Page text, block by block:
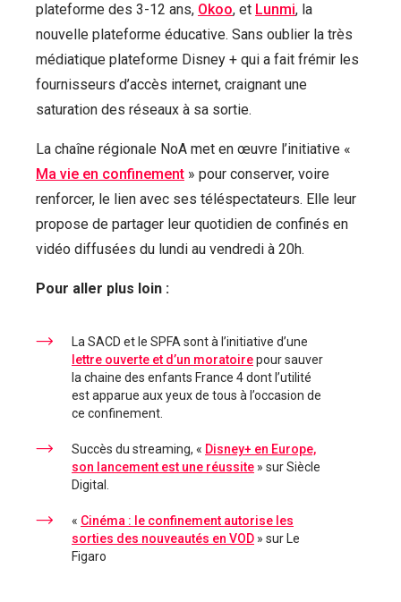
plateforme des 3-12 ans, Okoo, et Lunmi, la
nouvelle plateforme éducative. Sans oublier la très
médiatique plateforme Disney + qui a fait frémir les
fournisseurs d’accès internet, craignant une
saturation des réseaux à sa sortie.
La chaîne régionale NoA met en œuvre l’initiative «
Ma vie en confinement » pour conserver, voire
renforcer, le lien avec ses téléspectateurs. Elle leur
propose de partager leur quotidien de confinés en
vidéo diffusées du lundi au vendredi à 20h.
Pour aller plus loin :
La SACD et le SPFA sont à l’initiative d’une
lettre ouverte et d’un moratoirepour sauver
la chaine des enfants France 4 dont l’utilité
est apparue aux yeux de tous à l’occasion de
ce confinement.
Succès du streaming, « Disney+ en Europe,
son lancement est une réussite » sur Siècle
Digital.
« Cinéma : le confinement autorise les
sorties des nouveautés en VOD » sur Le
Figaro